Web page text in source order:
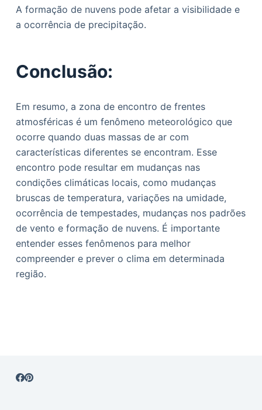
A formação de nuvens pode afetar a visibilidade e
a ocorrência de precipitação.
Conclusão:
Em resumo, a zona de encontro de frentes
atmosféricas é um fenômeno meteorológico que
ocorre quando duas massas de ar com
características diferentes se encontram. Esse
encontro pode resultar em mudanças nas
condições climáticas locais, como mudanças
bruscas de temperatura, variações na umidade,
ocorrência de tempestades, mudanças nos padrões
de vento e formação de nuvens. É importante
entender esses fenômenos para melhor
compreender e prever o clima em determinada
região.